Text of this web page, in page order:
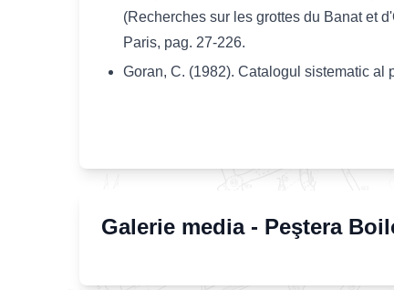
(Recherches sur les grottes du Banat et
Paris, pag. 27-226.
Goran, C. (1982). Catalogul sistematic al
Galerie media - Peştera